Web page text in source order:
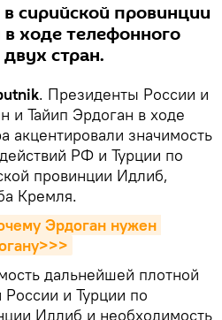
сирийской провинции
ходе телефонного
стран.
. Президенты России и
и Тайип Эрдоган в ходе
акцентировали значимость
РФ и Турции по
провинции Идлиб,
Кремля.
Эрдоган нужен
дальнейшей плотной
и Турции по
Идлиб и необходимость